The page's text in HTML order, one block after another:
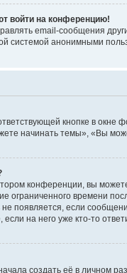
войти на конференцию!
email-сообщения
системой анонимными
кнопке в окне
начинать темы», «Вы
конференции, вы
ограниченного времени
появляется, если
на него уже кто-то
создать её в личном